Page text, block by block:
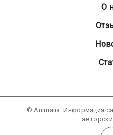
О
© Animalia. Информация